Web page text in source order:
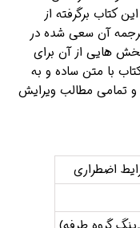
کتاب برگرفته از
آن سعی شده در
هایی از آن برای
با متن ساده و به
تمامی مطالب ویرایش
اضطراری